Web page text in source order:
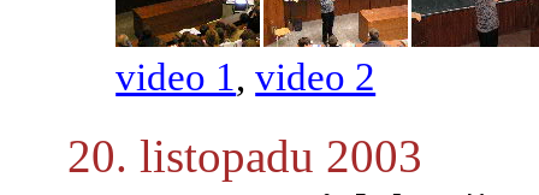
video 1,video 2
20. listopadu 2003